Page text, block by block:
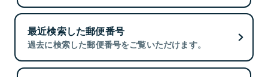
最近検索した郵便番号
過去に検索した郵便番号をご覧いただけます。